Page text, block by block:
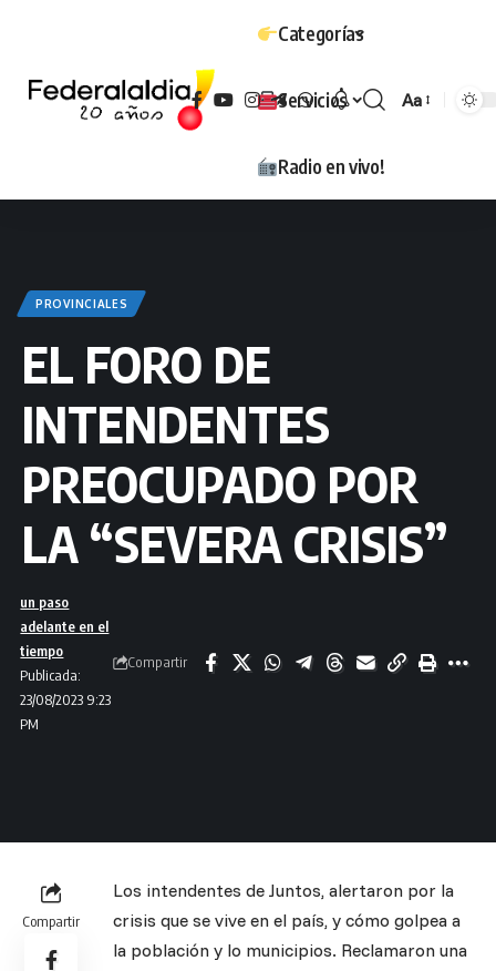
Categorías
Servicios
Radio en vivo!
Tamaño
Aa
PROVINCIALES
EL FORO DE
INTENDENTES
PREOCUPADO POR
LA “SEVERA CRISIS”
Publicada:
23/08/2023 9:23
PM
un paso
adelante en el
tiempo
Compartir
Compartir
Los intendentes de Juntos, alertaron por la
crisis que se vive en el país, y cómo golpea a
la población y lo municipios. Reclamaron una